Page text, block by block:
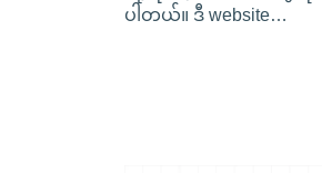
ပါတယ်။ ဒီ website…